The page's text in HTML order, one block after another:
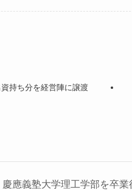
持ち分を経営陣に譲渡
應義塾大学理工学部を卒